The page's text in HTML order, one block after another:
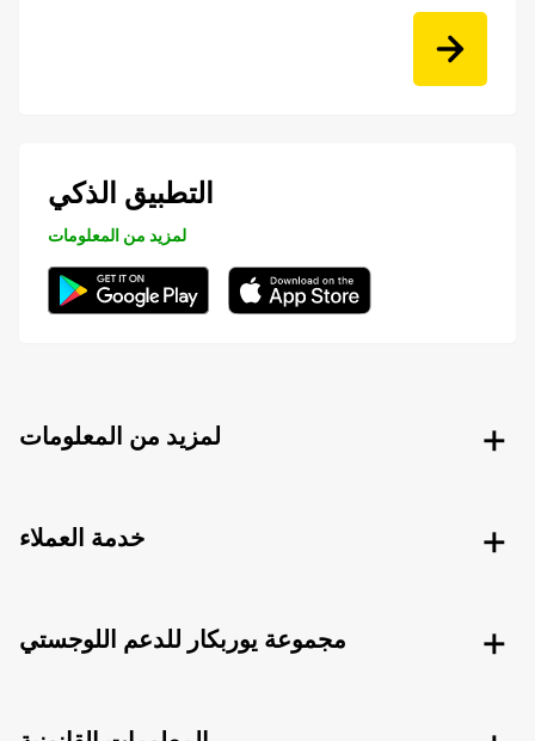
التطبيق الذكي
لمزيد من المعلومات
لمزيد من المعلومات
خدمة العملاء
مجموعة يوربكار للدعم اللوجستي